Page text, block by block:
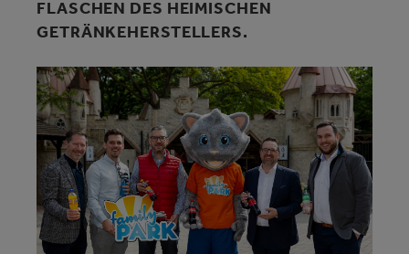
ASCHEN DES HEIMISCHEN GE
TRÄNKEHERSTELLERS.